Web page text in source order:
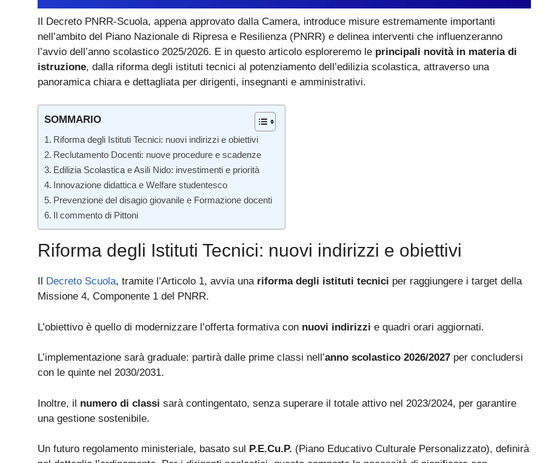
Il Decreto PNRR-Scuola, appena approvato dalla Camera, introduce misure estremamente importanti
nell’ambito del Piano Nazionale di Ripresa e Resilienza (PNRR) e delinea interventi che influenzeranno
l’avvio dell’anno scolastico 2025/2026. E in questo articolo esploreremo le principali novità in materia di
istruzione, dalla riforma degli istituti tecnici al potenziamento dell’edilizia scolastica, attraverso una
panoramica chiara e dettagliata per dirigenti, insegnanti e amministrativi.
SOMMARIO
Riforma degli Istituti Tecnici: nuovi indirizzi e obiettivi
Reclutamento Docenti: nuove procedure e scadenze
Edilizia Scolastica e Asili Nido: investimenti e priorità
Innovazione didattica e Welfare studentesco
Prevenzione del disagio giovanile e Formazione docenti
Il commento di Pittoni
Riforma degli Istituti Tecnici: nuovi indirizzi e obiettivi
Decreto Scuola, tramite l’Articolo 1, avvia una riforma degli istituti tecnici per raggiungere i target della
Missione 4, Componente 1 del PNRR.
L’obiettivo è quello di modernizzare l’offerta formativa con nuovi indirizzi e quadri orari aggiornati.
L’implementazione sarà graduale: partirà dalle prime classi nell’anno scolastico 2026/2027 per concludersi
con le quinte nel 2030/2031.
Inoltre, il numero di classi sarà contingentato, senza superare il totale attivo nel 2023/2024, per garantire
una gestione sostenibile.
Un futuro regolamento ministeriale, basato sul P.E.Cu.P. (Piano Educativo Culturale Personalizzato), definirà
Guida omaggio aggiornata a maggio 2026